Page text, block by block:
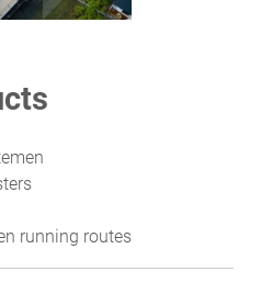
running routes